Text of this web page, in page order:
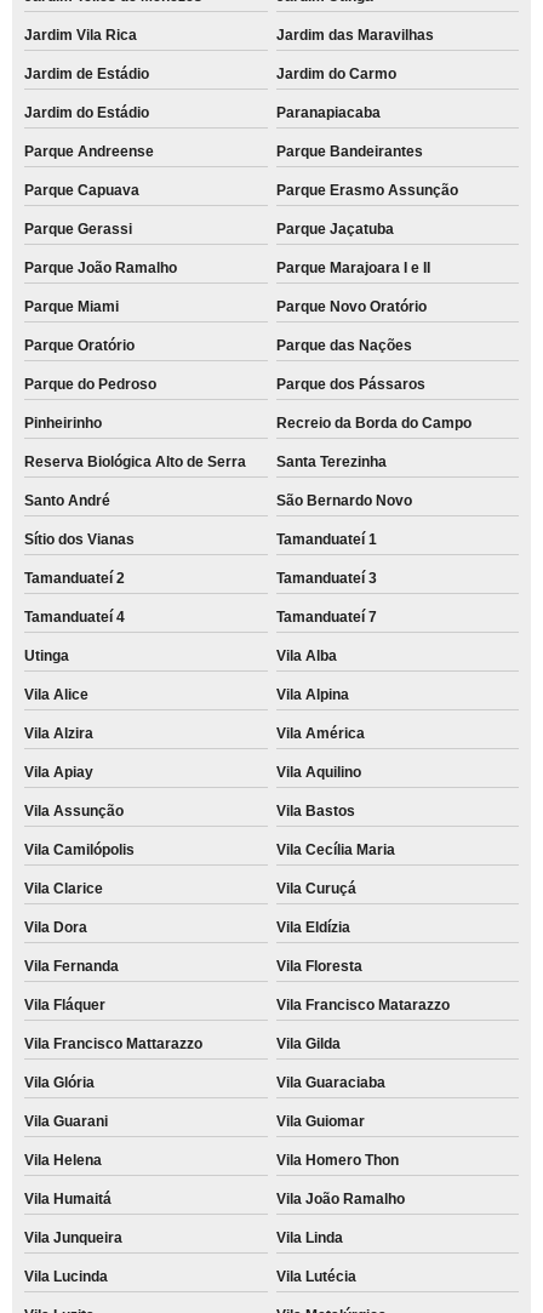
Jardim Vila Rica Jardim das Maravilhas
Jardim de Estádio Jardim do Carmo
Jardim do Estádio Paranapiacaba
Parque Andreense Parque Bandeirantes
Parque Capuava Parque Erasmo Assunção
Parque Gerassi Parque Jaçatuba
Parque João Ramalho Parque Marajoara I e II
Parque Miami Parque Novo Oratório
Parque Oratório Parque das Nações
Parque do Pedroso Parque dos Pássaros
Pinheirinho Recreio da Borda do Campo
Reserva Biológica Alto de Serra Santa Terezinha
Santo André São Bernardo Novo
Sítio dos Vianas Tamanduateí 1
Tamanduateí 2 Tamanduateí 3
Tamanduateí 4 Tamanduateí 7
Utinga Vila Alba
Vila Alice Vila Alpina
Vila Alzira Vila América
Vila Apiay Vila Aquilino
Vila Assunção Vila Bastos
Vila Camilópolis Vila Cecília Maria
Vila Clarice Vila Curuçá
Vila Dora Vila Eldízia
Vila Fernanda Vila Floresta
Vila Fláquer Vila Francisco Matarazzo
Vila Francisco Mattarazzo Vila Gilda
Vila Glória Vila Guaraciaba
Vila Guarani Vila Guiomar
Vila Helena Vila Homero Thon
Vila Humaitá Vila João Ramalho
Vila Junqueira Vila Linda
Vila Lucinda Vila Lutécia